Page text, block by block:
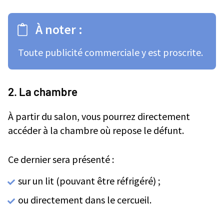
À noter :
Toute publicité commerciale y est proscrite.
2. La chambre
À partir du salon, vous pourrez directement
accéder à la chambre où repose le défunt.
Ce dernier sera présenté :
sur un lit (pouvant être réfrigéré) ;
ou directement dans le cercueil.